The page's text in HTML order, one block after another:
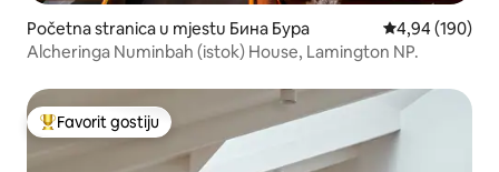
Početna stranica u mjestu Бина Бура prosječna
4,94 (190)
Alcheringa Numinbah (istok) House, Lamington NP.
Glavni favorit gostiju
Favorit gostiju